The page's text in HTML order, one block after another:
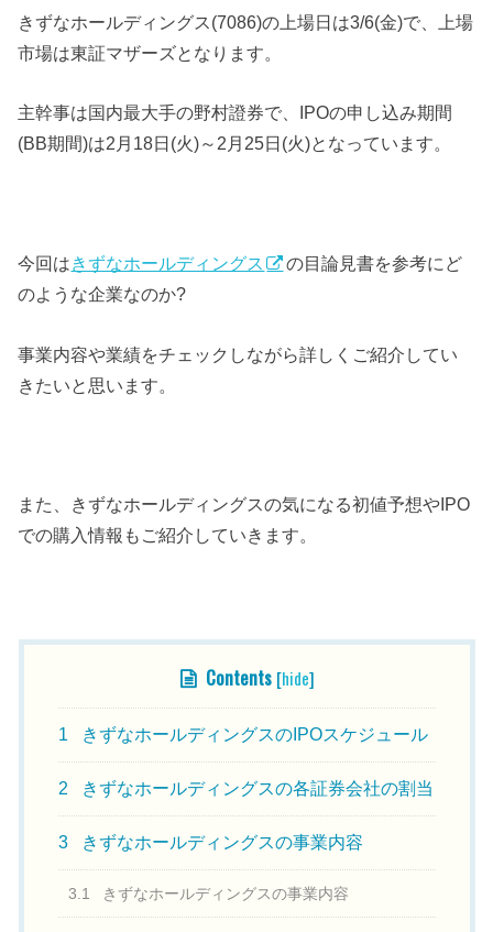
きずなホールディングス(7086)の上場日は3/6(金)で、上場
市場は東証マザーズとなります。
主幹事は国内最大手の野村證券で、IPOの申し込み期間
(BB期間)は2月18日(火)～2月25日(火)となっています。
今回はきずなホールディングス
の目論見書を参考にど
のような企業なのか?
事業内容や業績をチェックしながら詳しくご紹介してい
きたいと思います。
また、きずなホールディングスの気になる初値予想やIPO
での購入情報もご紹介していきます。
Contents [hide]
1 きずなホールディングスのIPOスケジュール
2 きずなホールディングスの各証券会社の割当
3 きずなホールディングスの事業内容
3.1 きずなホールディングスの事業内容